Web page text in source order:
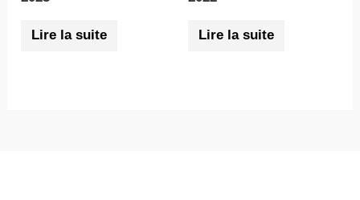
Lire la suite Lire la suite